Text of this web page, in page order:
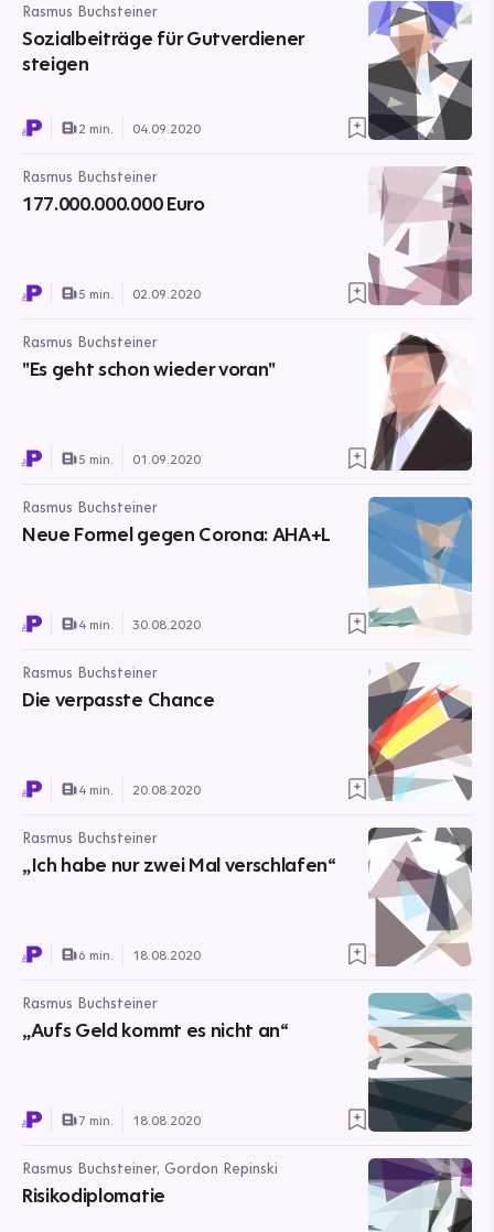
Rasmus Buchsteiner
Sozialbeiträge für Gutverdiener
steigen
2 min. 04.09.2020
Rasmus Buchsteiner
177.000.000.000 Euro
5 min. 02.09.2020
Rasmus Buchsteiner
"Es geht schon wieder voran"
5 min. 01.09.2020
Rasmus Buchsteiner
Neue Formel gegen Corona: AHA+L
4 min. 30.08.2020
Rasmus Buchsteiner
Die verpasste Chance
4 min. 20.08.2020
Rasmus Buchsteiner
„Ich habe nur zwei Mal verschlafen“
6 min. 18.08.2020
Rasmus Buchsteiner
„Aufs Geld kommt es nicht an“
7 min. 18.08.2020
Rasmus Buchsteiner, Gordon Repinski
Risikodiplomatie